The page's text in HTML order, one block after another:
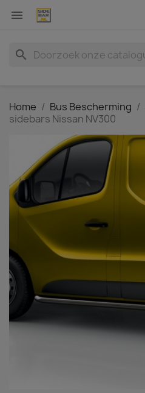

search
Home Bus Bescherming
sidebars Nissan NV300